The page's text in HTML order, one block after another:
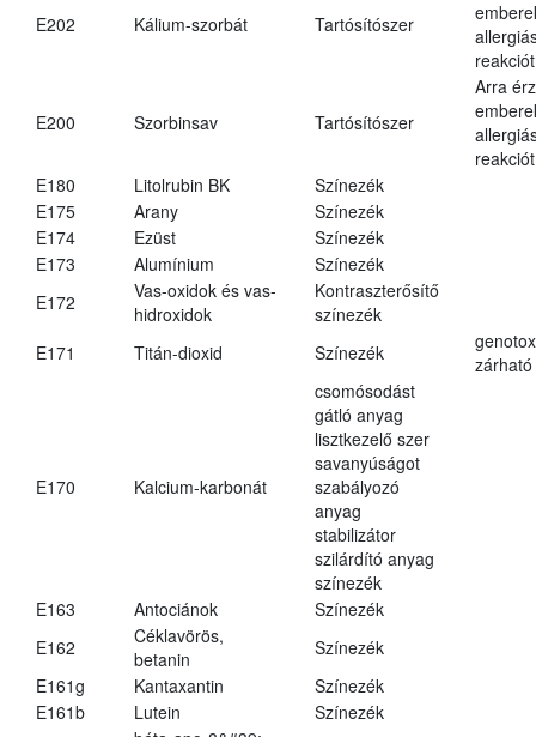
E202 Kálium-szorbát Tartósítószer
E200 Szorbinsav Tartósítószer
Arra
E180
Litolrubin BK
Színezék
E175
Arany
Színezék
E174
Ezüst
Színezék
E173
Alumínium
Színezék
E172
Vas-oxidok és vas-
hidroxidok
Kontraszterősítő
színezék
E171
Titán-dioxid Színezék
E170 Kalcium-karbonát
csomósodást
gátló anyag
lisztkezelő szer
savanyúságot
szabályozó
anyag
stabilizátor
szilárdító anyag
színezék
E163
Antociánok
Színezék
E162
Céklavörös,
betanin
Színezék
E161g
Kantaxantin
Színezék
E161b
Lutein
Színezék